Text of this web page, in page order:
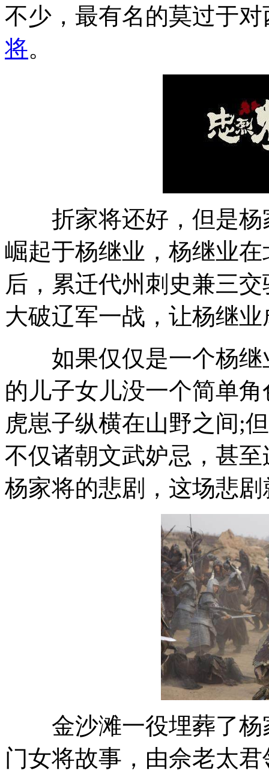
不少，最有名的莫过于
将。
折家将还好，但是杨
崛起于杨继业，杨继业
后，累迁代州刺史兼三
大破辽军一战，让杨继
如果仅仅是一个杨继
的儿子女儿没一个简单
虎崽子纵横在山野之间;
不仅诸朝文武妒忌，甚至
杨家将的悲剧，这场悲
金沙滩一役埋葬了杨
门女将故事，由佘老太